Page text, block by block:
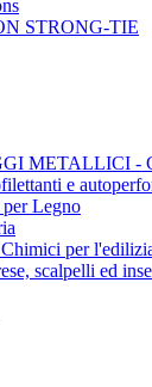
STRONG-TIE
METALLICI -
e
per Legno
per
scalpelli ed